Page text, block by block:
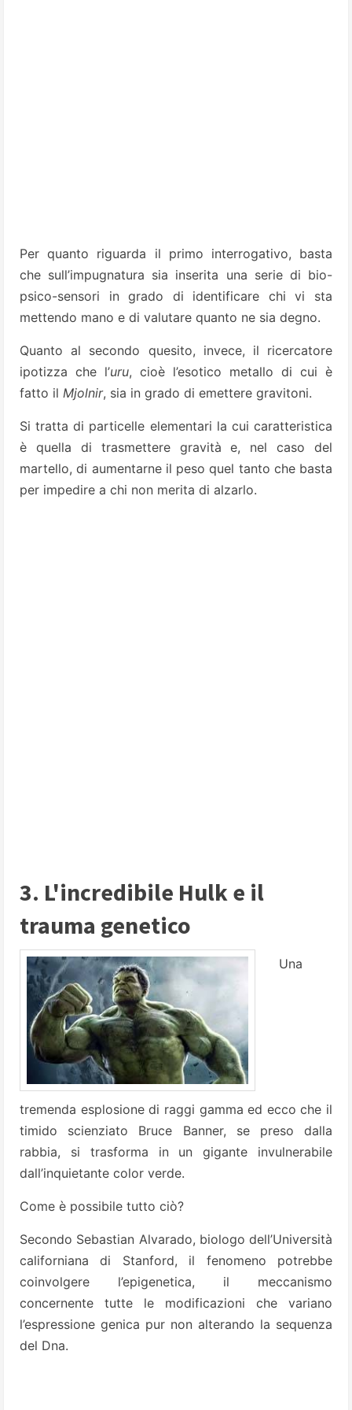
Per quanto riguarda il primo interrogativo, basta
che sull’impugnatura sia inserita una serie di bio-
psico-sensori in grado di identificare chi vi sta
mettendo mano e di valutare quanto ne sia degno.
Quanto al secondo quesito, invece, il ricercatore
ipotizza che l’uru, cioè l’esotico metallo di cui è
fatto il Mjolnir, sia in grado di emettere gravitoni.
Si tratta di particelle elementari la cui caratteristica
è quella di trasmettere gravità e, nel caso del
martello, di aumentarne il peso quel tanto che basta
per impedire a chi non merita di alzarlo.
3. L'incredibile Hulk e il
trauma genetico
Una
tremenda esplosione di raggi gamma ed ecco che il
timido scienziato Bruce Banner, se preso dalla
rabbia, si trasforma in un gigante invulnerabile
dall’inquietante color verde.
Come è possibile tutto ciò?
Secondo Sebastian Alvarado, biologo dell’Università
californiana di Stanford, il fenomeno potrebbe
coinvolgere l’epigenetica, il meccanismo
concernente tutte le modificazioni che variano
l’espressione genica pur non alterando la sequenza
del Dna.